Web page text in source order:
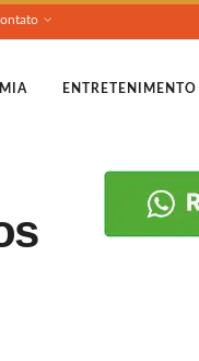
ENTRETENIMENTO